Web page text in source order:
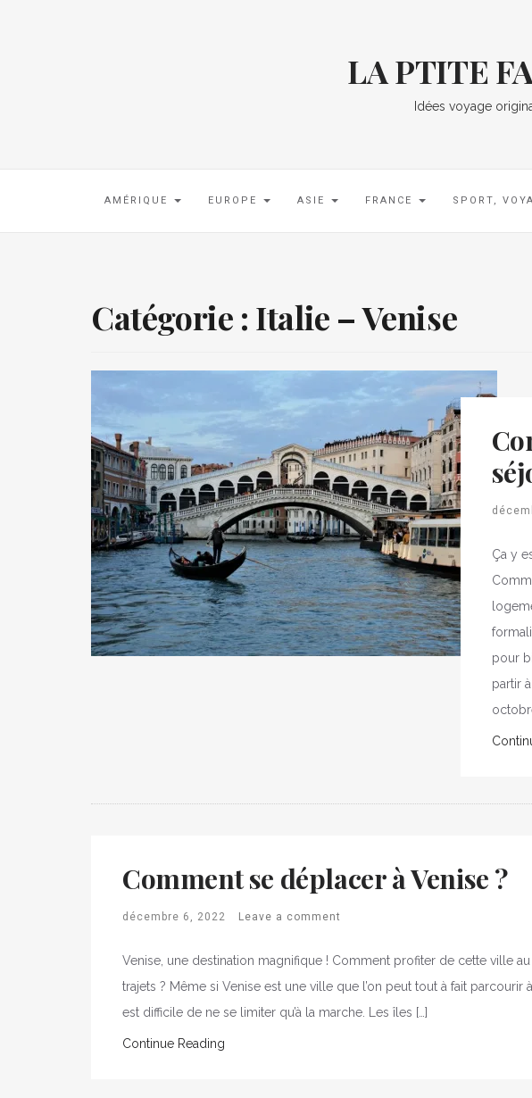
LA PTITE
Idées voyage
AMÉRIQUE EUROPE ASIE FRANCE SPORT,
Catégorie : Italie – Venise
Ça y
pour
partir
Comment se déplacer à Venise ?
décembre 6, 2022 Leave a comment
Venise, une destination magnifique ! Comment profiter de cette ville
trajets ? Même si Venise est une ville que l’on peut tout à fait parcourir
est difficile de ne se limiter qu’à la marche. Les îles […]
Continue Reading